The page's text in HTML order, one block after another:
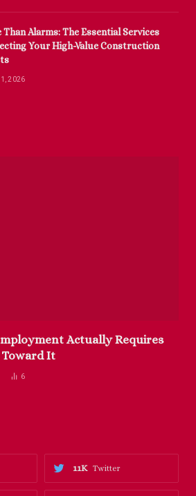
Than Alarms: The Essential Services
Your High-Value Construction
2026
Actually Requires
It
6
Twitter
11K